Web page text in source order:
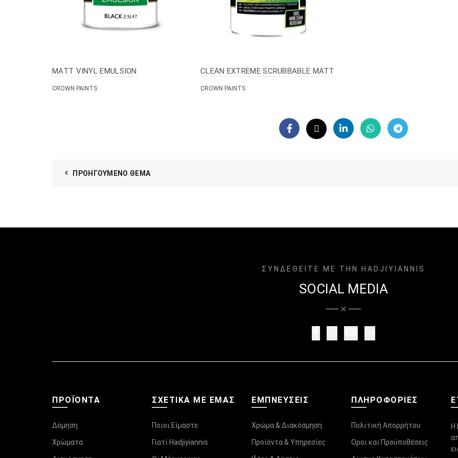
MATT VINYL EMULSION
CROWN PAINTS
CLEAN EXTREME SCRUBBABLE MATT
CROWN PAINTS
ΠΡΟΗΓΟΎΜΕΝΟ ΘΈΜΑ
ΣΥΝΔΕΘΕΙΤΕ ΜΕ ΤΗΝ HADJIYIANNIS
SOCIAL MEDIA
ΠΡΟΪΌΝΤΑ
Δόμηση
Χρώματα
ΣΧΕΤΙΚΆ ΜΕ ΕΜΑΣ
Ποιοι Είμαστε
Γιατί Hadjiyiannis
ΕΜΠΝΕΥΣΕΙΣ
Χρώμα & Διακόσμηση
Προϊόντα & Υπηρεσίες
ΠΛΗΡΟΦΟΡΊΕΣ
Πολιτική Απορρήτου
Οροι και Προϋποθέσεις
Η